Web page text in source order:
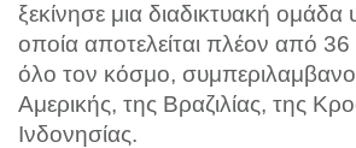
ξεκίνησε μια διαδικτυακή ομάδα
οποία αποτελείται πλέον από 36
όλο τον κόσμο,
Αμερικής, της Βραζιλίας, της
Ινδονησίας.